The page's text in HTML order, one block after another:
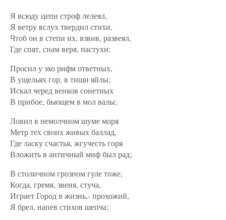
Я всюду цепи строф лелеял,
Я ветру вслух твердил стихи,
Чтоб он в степи их, взвив, развеял,
Где спят, снам веря, пастухи;
Просил у эхо рифм ответных,
В ущельях гор, в тиши яйлы;
Искал черед венков сонетных
В прибое, бьющем в мол валы;
Ловил в немолчном шуме моря
Метр тех своих живых баллад,
Где ласку счастья, жгучесть горя
Вложить в античный миф был рад;
В столичном грозном гуле тоже,
Когда, гремя, звеня, стуча,
Играет Город в жизнь,- прохожий,
Я брел, напев стихов шепча;